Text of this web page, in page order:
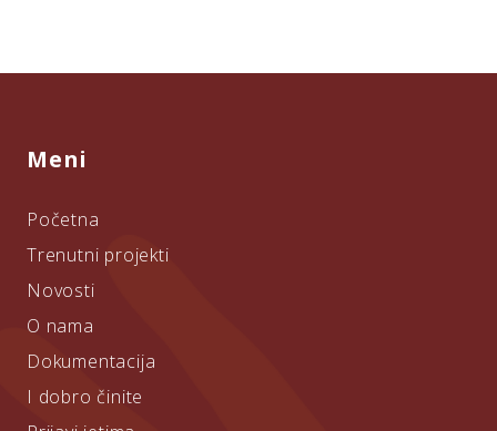
Meni
Početna
Trenutni projekti
Novosti
O nama
Dokumentacija
I dobro činite